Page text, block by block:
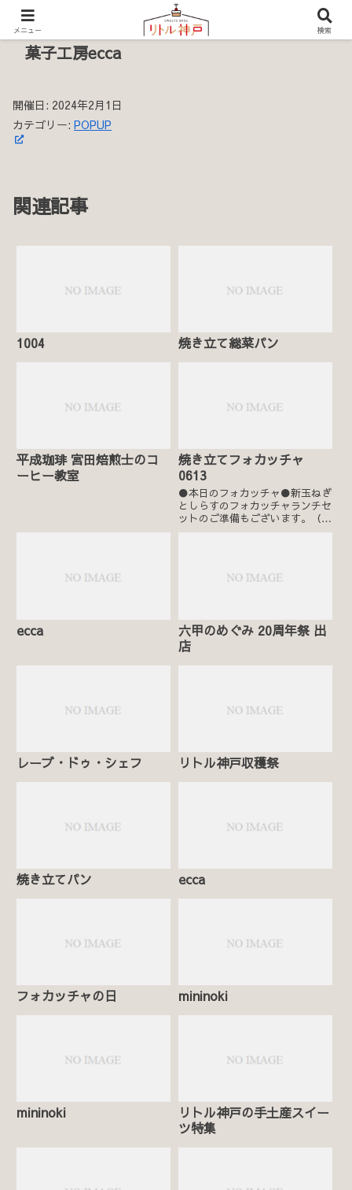
菓子工房ecca
開催日: 2024年2月1日
カテゴリー: POPUP
関連記事
1004 焼き立て総菜パン
平成珈琲 宮田焙煎士のコ
ーヒー教室
焼き立てフォカッチャ
0613
●本日のフォカッチャ●新玉ねぎ
としらすのフォカッチャランチセ
ットのご準備もございます。（テ
イクアウト可）
ecca
六甲のめぐみ 20周年祭 出
店
レーブ・ドゥ・シェフ リトル神戸収穫祭
焼き立てパン ecca
フォカッチャの日 mininoki
mininoki
リトル神戸の手土産スイー
ツ特集
メニュー 検索